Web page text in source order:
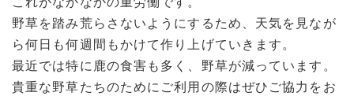
野草を踏み荒らさないようにするため、天気を見なが
ら何日も何週間もかけて作り上げていきます。
最近では特に鹿の食害も多く、野草が減っています。
貴重な野草たちのためにご利用の際はぜひご協力をお